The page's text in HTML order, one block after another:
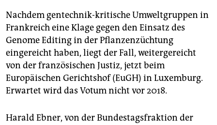
Nachdem gentechnik-kritische Umweltgruppen in
Frankreich eine Klage gegen den Einsatz des
Genome Editing in der Pflanzenzüchtung
eingereicht haben, liegt der Fall, weitergereicht
von der französischen Justiz, jetzt beim
Europäischen Gerichtshof (EuGH) in Luxemburg.
Erwartet wird das Votum nicht vor 2018.
Harald Ebner, von der Bundestagsfraktion der